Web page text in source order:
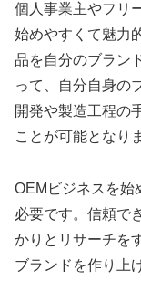
個人事業主やフリ
始めやすくて魅力
品を自分のブラン
って、自分自身の
開発や製造工程の
ことが可能となり
OEMビジネスを始
必要です。信頼で
かりとリサーチを
ブランドを作り上